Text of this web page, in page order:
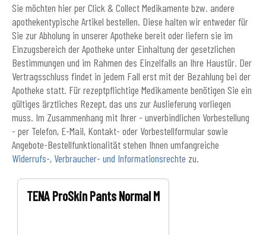
Sie möchten hier per Click & Collect Medikamente bzw. andere
apothekentypische Artikel bestellen. Diese halten wir entweder für
Sie zur Abholung in unserer Apotheke bereit oder liefern sie im
Einzugsbereich der Apotheke unter Einhaltung der gesetzlichen
Bestimmungen und im Rahmen des Einzelfalls an Ihre Haustür. Der
Vertragsschluss findet in jedem Fall erst mit der Bezahlung bei der
Apotheke statt. Für rezeptpflichtige Medikamente benötigen Sie ein
gültiges ärztliches Rezept, das uns zur Auslieferung vorliegen
muss. Im Zusammenhang mit Ihrer - unverbindlichen Vorbestellung
- per Telefon, E-Mail, Kontakt- oder Vorbestellformular sowie
Angebote-Bestellfunktionalität stehen Ihnen umfangreiche
Widerrufs-, Verbraucher- und Informationsrechte zu.
TENA ProSkin Pants Normal M